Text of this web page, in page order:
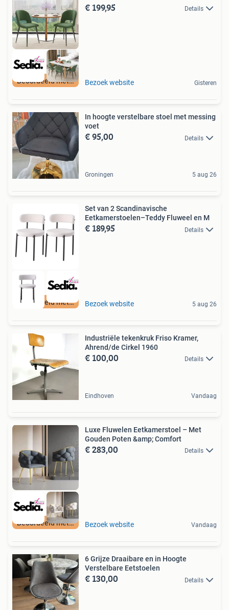
Beoordeeld met 9+
€ 199,95 Details
Bezoek website Gisteren
In hoogte verstelbare stoel met messing
voet
€ 95,00 Details
Groningen 5 aug 26
Beoordeeld met 9+
Set van 2 Scandinavische
Eetkamerstoelen–Teddy Fluweel en M
€ 189,95 Details
Bezoek website 5 aug 26
Industriële tekenkruk Friso Kramer,
Ahrend/de Cirkel 1960
€ 100,00 Details
Eindhoven Vandaag
Beoordeeld met 9+
Luxe Fluwelen Eetkamerstoel – Met
Gouden Poten &amp; Comfort
€ 283,00 Details
Bezoek website Vandaag
6 Grijze Draaibare en in Hoogte
Verstelbare Eetstoelen
€ 130,00 Details